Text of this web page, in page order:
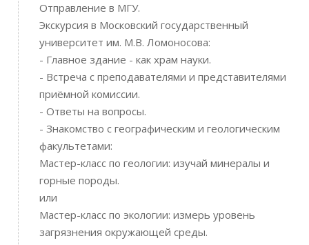
Отправление в МГУ.
Экскурсия в Московский государственный
университет им. М.В. Ломоносова:
- Главное здание - как храм науки.
- Встреча с преподавателями и представителями
приёмной комиссии.
- Ответы на вопросы.
- Знакомство с географическим и геологическим
факультетами:
Мастер-класс по геологии: изучай минералы и
горные породы.
или
Мастер-класс по экологии: измерь уровень
загрязнения окружающей среды.